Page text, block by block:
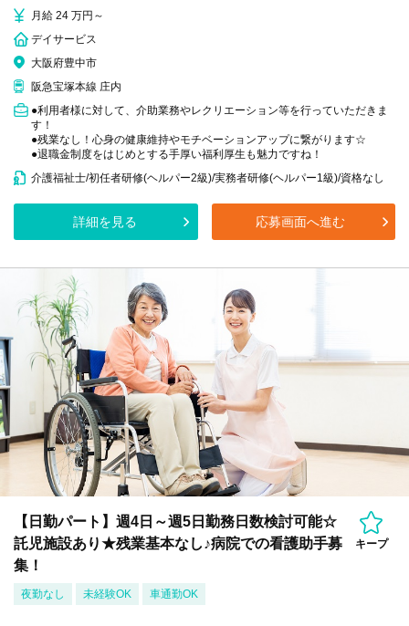
月給 24 万円～
デイサービス
大阪府豊中市
阪急宝塚本線 庄内
●利用者様に対して、介助業務やレクリエーション等を行っていただきま
す！
●残業なし！心身の健康維持やモチベーションアップに繋がります☆
●退職金制度をはじめとする手厚い福利厚生も魅力ですね！
介護福祉士/初任者研修(ヘルパー2級)/実務者研修(ヘルパー1級)/資格なし
詳細を見る 応募画面へ進む
【日勤パート】週4日～週5日勤務日数検討可能☆
託児施設あり★残業基本なし♪病院での看護助手募
集！
キープ
夜勤なし 未経験OK 車通勤OK